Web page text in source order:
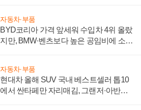
자동차·부품
BYD코리아 가격 앞세워 수입차 4위 올랐
지만, BMW·벤츠보다 높은 공임비에 소비
자동차·부품
현대차 올해 SUV 국내 베스트셀러 톱10
에서 싼타페만 자리매김, 그랜저·아반떼